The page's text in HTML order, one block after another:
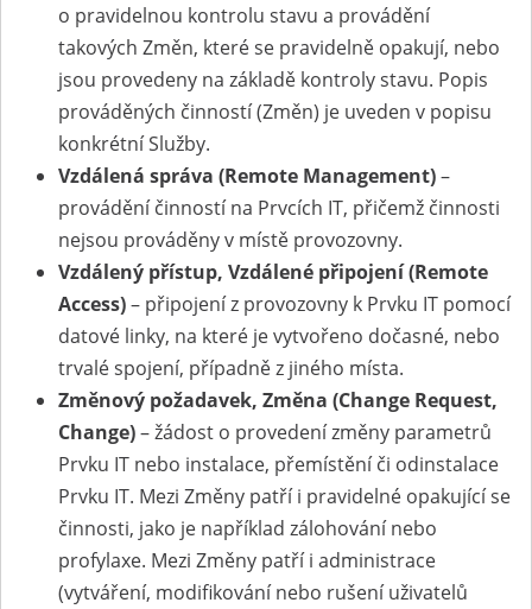
o pravidelnou kontrolu stavu a provádění
takových Změn, které se pravidelně opakují, nebo
jsou provedeny na základě kontroly stavu. Popis
prováděných činností (Změn) je uveden v popisu
konkrétní Služby.
Vzdálená správa (Remote Management)–
provádění činností na Prvcích IT, přičemž činnosti
nejsou prováděny v místě provozovny.
Vzdálený přístup, Vzdálené připojení(Remote
Access)– připojení z provozovny k Prvku IT pomocí
datové linky, na které je vytvořeno dočasné, nebo
trvalé spojení, případně z jiného místa.
Změnový požadavek, Změna (Change Request,
Change)– žádost o provedení změny parametrů
Prvku IT nebo instalace, přemístění či odinstalace
Prvku IT. Mezi Změny patří i pravidelné opakující se
činnosti, jako je například zálohování nebo
profylaxe. Mezi Změny patří i administrace
(vytváření, modifikování nebo rušení uživatelů